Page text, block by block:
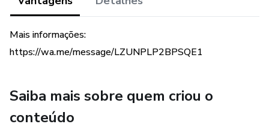
planilhas de diversas áreas, sendo administrativas, Custo
Vendas, Engenharia, Estoque, Gráficos, Negócios, Produção,
RH e muito mais.
e-mail: planilhas.empresariais.sp@gmail.com
Mais informações:
https://wa.me/message/LZUNPLP2BPSQE1
Saiba mais sobre quem criou o
conteúdo